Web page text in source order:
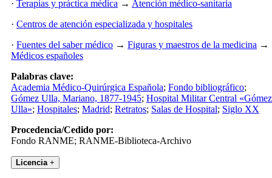
· Terapias y práctica médica → Atención médico-sanitaria
· Centros de atención especializada y hospitales
· Fuentes del saber médico → Figuras y maestros de la medicina →
Médicos españoles
Palabras clave:
Academia Médico-Quirúrgica Española; Fondo bibliográfico;
Gómez Ulla, Mariano, 1877-1945; Hospital Militar Central «Gómez
Ulla»; Hospitales; Madrid; Retratos; Salas de Hospital; Siglo XX
Procedencia/Cedido por:
Fondo RANME; RANME-Biblioteca-Archivo
Licencia +